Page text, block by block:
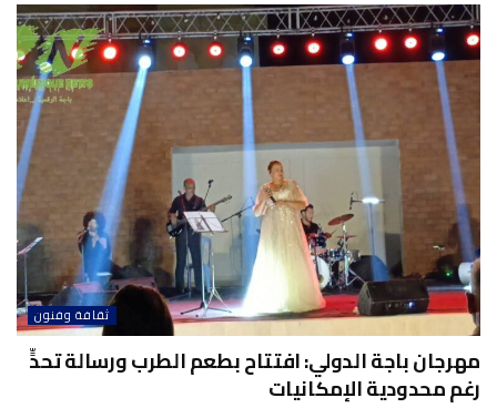
ثقافة وفنون
مهرجان باجة الدولي: افتتاح بطعم الطرب ورسالة تحدٍّ
رغم محدودية الإمكانيات